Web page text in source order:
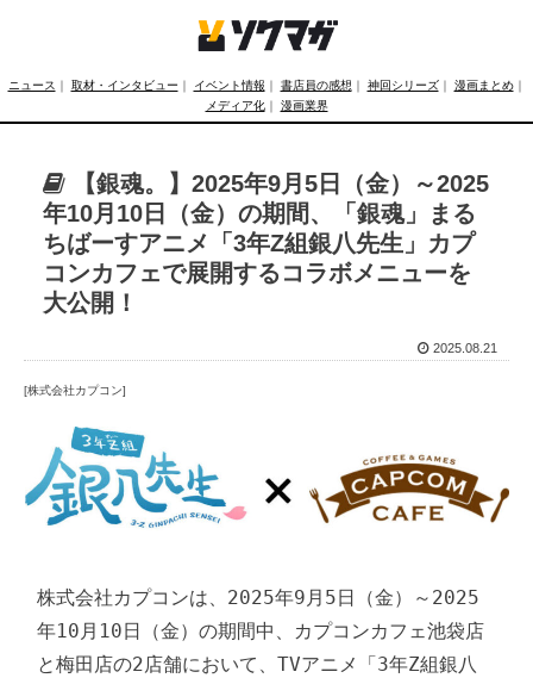
ニュース ｜ 取材・インタビュー ｜ イベント情報 ｜ 書店員の感想 ｜ 神回シリーズ｜ 漫画まとめ｜
メディア化｜ 漫画業界
【銀魂。】2025年9月5日（金）～2025
年10月10日（金）の期間、「銀魂」まる
ちばーすアニメ「3年Z組銀八先生」カプ
コンカフェで展開するコラボメニューを
大公開！
2025.08.21
[株式会社カプコン]
株式会社カプコンは、2025年9月5日（金）～2025
年10月10日（金）の期間中、カプコンカフェ池袋店
と梅田店の2店舗において、TVアニメ「3年Z組銀八